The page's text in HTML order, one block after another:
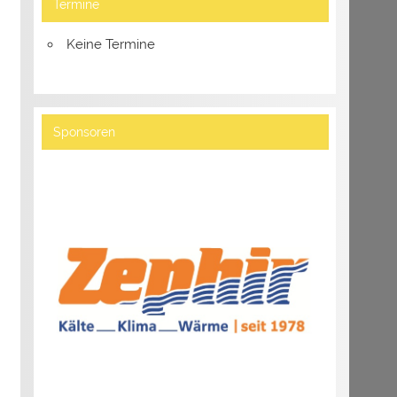
Termine
Keine Termine
Sponsoren